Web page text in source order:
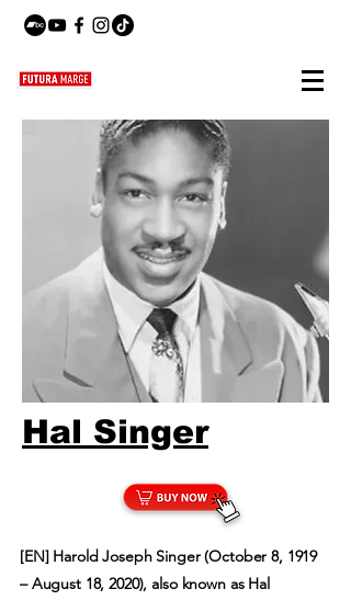
Hal Singer
[EN] Harold Joseph Singer (October 8, 1919
– August 18, 2020), also known as Hal